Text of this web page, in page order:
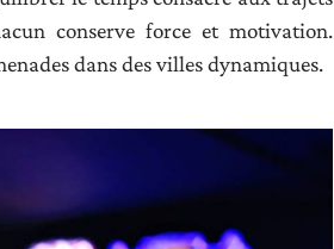
conserve force et motivation.
dans des villes dynamiques.